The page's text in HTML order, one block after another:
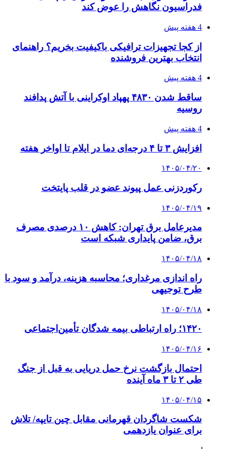
طی ۲ تا ۳ ماه آینده
۱۴۰۵/۰۴/۱۵
شکست شاگردان قهرمانی مقابل چین تایپه/ تلاش
برای عنوان یازدهمی
پیوندها
خرید بهترین قهوه | خرید قهوه | قهوه گرنیکا کافی
صندوق طلا
صندوق طلا
وام فوری
بازار و کسب و کار
خرید ابزار آلات دستی و صنعتی زیر قیمت بازار؛
چطور ابزار اصل را با بهترین قیمت تهیه کنیم؟
4 هفته پیش
چرا انتخاب تامین‌کننده تجهیزات جوشکاری، کیفیت
پروژه را تعیین می‌کند؟
4 هفته پیش
از کجا تجهیزات ترافیکی باکیفیت بخریم؟ راهنمای
انتخاب بهترین فروشنده
۱۴۰۵/۰۴/۱۸
راه اندازی مرغداری؛ محاسبه هزینه، درآمد و سود با
طرح توجیهی
۱۴۰۵/۰۴/۱۵
عاشقانه، دارک رومنس و رمان بدون حذفیات
۱۴۰۵/۰۴/۱۴
راهنمای جامع خرید تجهیزات اندازه گیری؛ چطور
دقیق‌ترین ابزارها را آنلاین بخریم؟